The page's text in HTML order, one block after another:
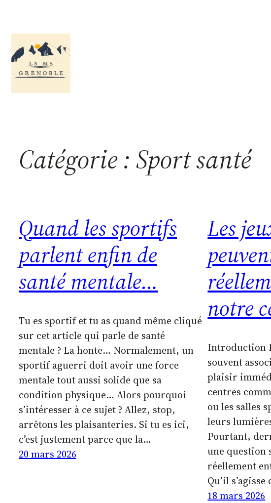
contenu
Catégorie :Sport santé
Quand les sportifs
parlent enfin de
santé mentale…
Tu es sportif et tu as quand même cliqué
sur cet article qui parle de santé
mentale ? La honte… Normalement, un
sportif aguerri doit avoir une force
mentale tout aussi solide que sa
condition physique… Alors pourquoi
s’intéresser à ce sujet ? Allez, stop,
arrêtons les plaisanteries. Si tu es ici,
c’est justement parce que la…
20 mars 2026
Les
notre
Introduction
souvent
plaisir
centres
ou les salles
leurs
Pourtant,
une question
réellement
Qu’il
18 mars 2026